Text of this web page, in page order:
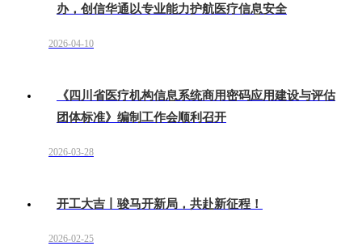
办，创信华通以专业能力护航医疗信息安全
2026-04-10
《四川省医疗机构信息系统商用密码应用建设与评估
团体标准》编制工作会顺利召开
2026-03-28
开工大吉丨骏马开新局，共赴新征程！
2026-02-25